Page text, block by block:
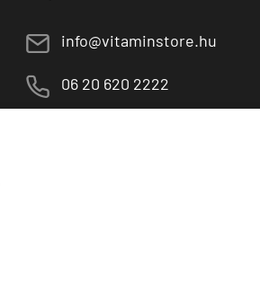
E info@vitaminstore.hu
M 06 20 620 2222